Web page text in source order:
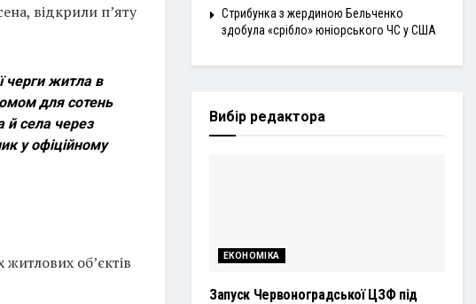
відкрили п’яту
черги житла в
для сотень
й села через
у офіційному
об’єктів
Стрибунка з жердиною Бельченко
здобула «срібло» юніорського ЧС у США
Вибір редактора
ЕКОНОМІКА
Запуск Червоноградської ЦЗФ під